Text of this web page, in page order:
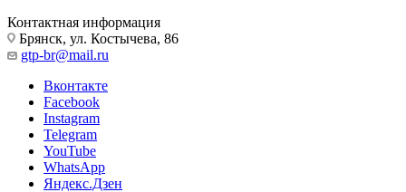
Контактная информация
Брянск, ул. Костычева, 86
gtp-br@mail.ru
Вконтакте
Facebook
Instagram
Telegram
YouTube
WhatsApp
Яндекс.Дзен